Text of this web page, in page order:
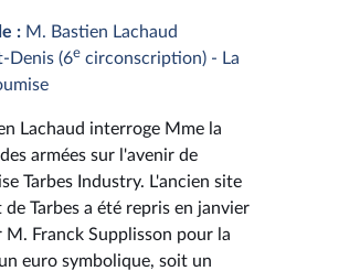
: M. Bastien Lachaud
Denis (6e circonscription) - La
Lachaud interroge Mme la
armées sur l'avenir de
Tarbes Industry. L'ancien site
Tarbes a été repris en janvier
M. Franck Supplisson pour la
euro symbolique, soit un